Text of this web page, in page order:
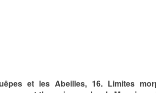
et les Abeilles, 16. Limites